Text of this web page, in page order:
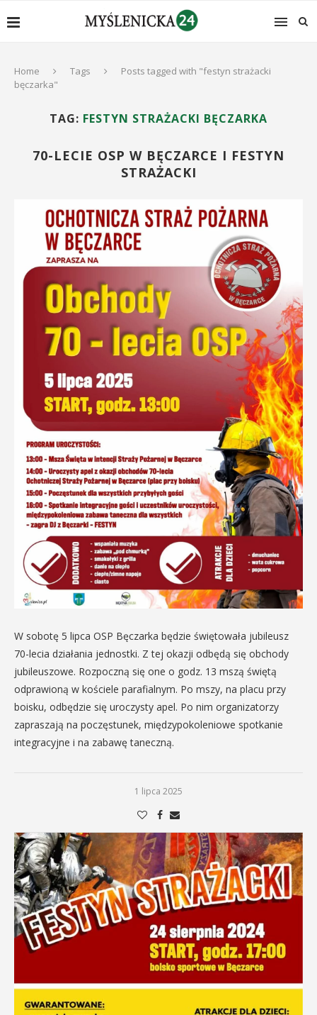
Home Tags
Posts tagged with "festyn strażacki
bęczarka"
TAG: FESTYN STRAŻACKI BĘCZARKA
70-LECIE OSP W BĘCZARCE I FESTYN
STRAŻACKI
W sobotę 5 lipca OSP Bęczarka będzie świętowała jubileusz
70-lecia działania jednostki. Z tej okazji odbędą się obchody
jubileuszowe. Rozpoczną się one o godz. 13 mszą świętą
odprawioną w kościele parafialnym. Po mszy, na placu przy
boisku, odbędzie się uroczysty apel. Po nim organizatorzy
zapraszają na poczęstunek, międzypokoleniowe spotkanie
integracyjne i na zabawę taneczną.
1 lipca 2025